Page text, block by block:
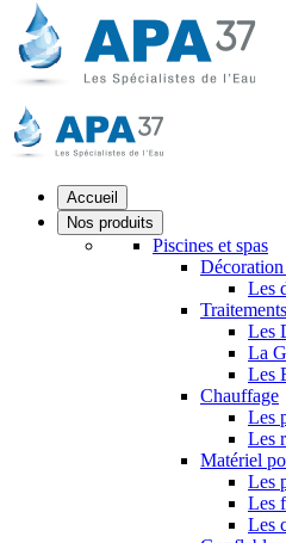
Accueil
Nos produits
Piscines et spas
Décoration
Les
Les
La
Les
Chauffage
Les
Les
Matériel
Les
Les
Les